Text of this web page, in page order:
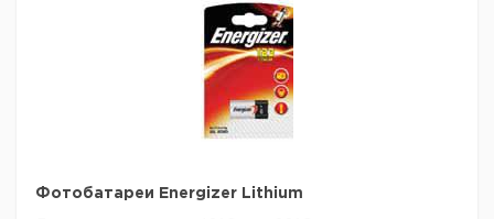
Фотобатареи Energizer Lithium